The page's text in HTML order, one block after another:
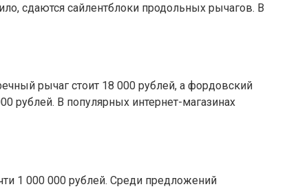
сдаются сайлентблоки продольных рычагов. В
рычаг стоит 18 000 рублей, а фордовский
рублей. В популярных интернет-магазинах
1 000 000 рублей. Среди предложений